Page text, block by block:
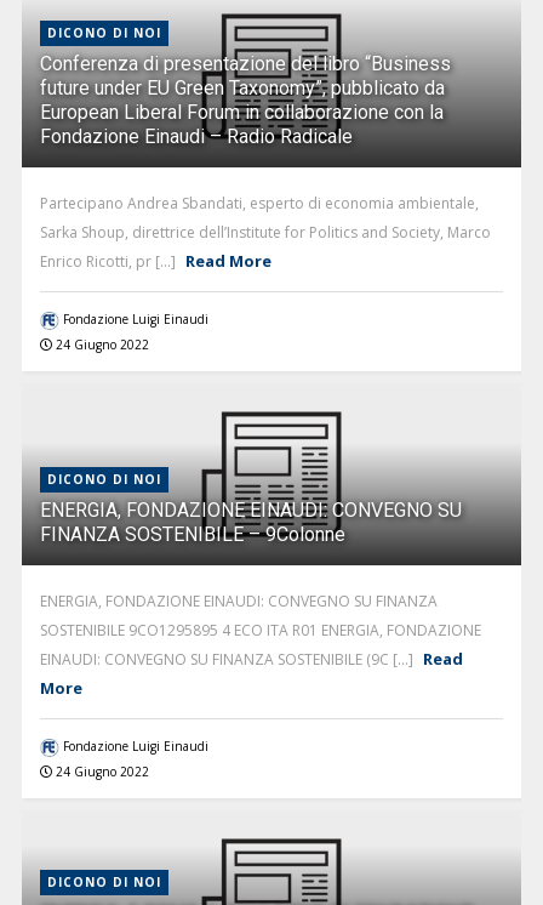
DICONO DI NOI
Conferenza di presentazione del libro “Business
future under EU Green Taxonomy”, pubblicato da
European Liberal Forum in collaborazione con la
Fondazione Einaudi – Radio Radicale
Partecipano Andrea Sbandati, esperto di economia ambientale,
Sarka Shoup, direttrice dell’Institute for Politics and Society, Marco
Enrico Ricotti, pr [...] Read More
Fondazione Luigi Einaudi
24 Giugno 2022
DICONO DI NOI
ENERGIA, FONDAZIONE EINAUDI: CONVEGNO SU
FINANZA SOSTENIBILE – 9Colonne
ENERGIA, FONDAZIONE EINAUDI: CONVEGNO SU FINANZA
SOSTENIBILE 9CO1295895 4 ECO ITA R01 ENERGIA, FONDAZIONE
EINAUDI: CONVEGNO SU FINANZA SOSTENIBILE (9C [...] Read
More
Fondazione Luigi Einaudi
24 Giugno 2022
DICONO DI NOI